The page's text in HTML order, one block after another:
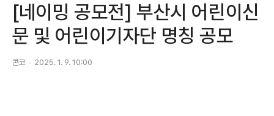
[네이밍 공모전] 부산시 어린이신
문 및 어린이기자단 명칭 공모
콘코 2025. 1. 9. 10:00